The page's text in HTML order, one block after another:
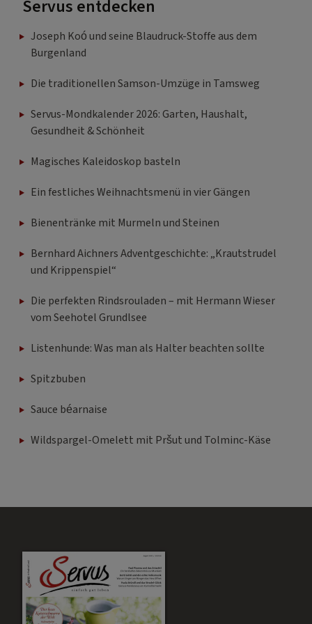
Servus entdecken
Joseph Koó und seine Blaudruck-Stoffe aus dem
Burgenland
Die traditionellen Samson-Umzüge in Tamsweg
Servus-Mondkalender 2026: Garten, Haushalt,
Gesundheit & Schönheit
Magisches Kaleidoskop basteln
Ein festliches Weihnachtsmenü in vier Gängen
Bienentränke mit Murmeln und Steinen
Bernhard Aichners Adventgeschichte: „Krautstrudel
und Krippenspiel“
Die perfekten Rindsrouladen – mit Hermann Wieser
vom Seehotel Grundlsee
Listenhunde: Was man als Halter beachten sollte
Spitzbuben
Sauce béarnaise
Wildspargel-Omelett mit Pršut und Tolminc-Käse